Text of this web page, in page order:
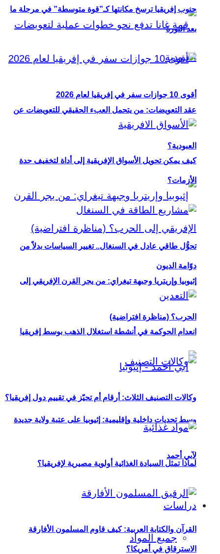
عقد التعويضات: من يتحمل العبء الحقيقي للتعويضات عن
العبودية؟
إثيوبيا وإريتريا وجبهة تيغراي: من يجر القرن الإفريقي إلى
الحرب؟ (مناظرة افتراضية)
وسط تحديات داخلية وإقليمية: إثيوبيا على عتبة ولاية جديدة
لآبي أحمد
دراسات
جميع المواد
جنوب إفريقيا ترسخ مكانتها كـ”قوة متوسطة” في مرحلة ما
بعد الثورة
أقوى 10 جوازات سفر في إفريقيا لعام 2026
كيف يمكن تحويل الأسواق الإفريقية إلى أداة لتخفيف حدة
الأزمات؟
تحوُّل طاقي عادل في السنغال.. تغيير السياسات بدلاً من
دوّامة الديون
انعدام الحوكمة في أنشطة استغلال الذهب بوسط إفريقيا
وكالات التصنيف الثلاث: أرقام أم تحيّز في تقييم دول إفريقيا؟
لماذا تمثل السيادة الغذائية أولوية مصيرية لإفريقيا؟
القرآن والكتابة العربية: كيف قاوم المسلمون الأفارقة
الاسترقاق في أمريكا؟